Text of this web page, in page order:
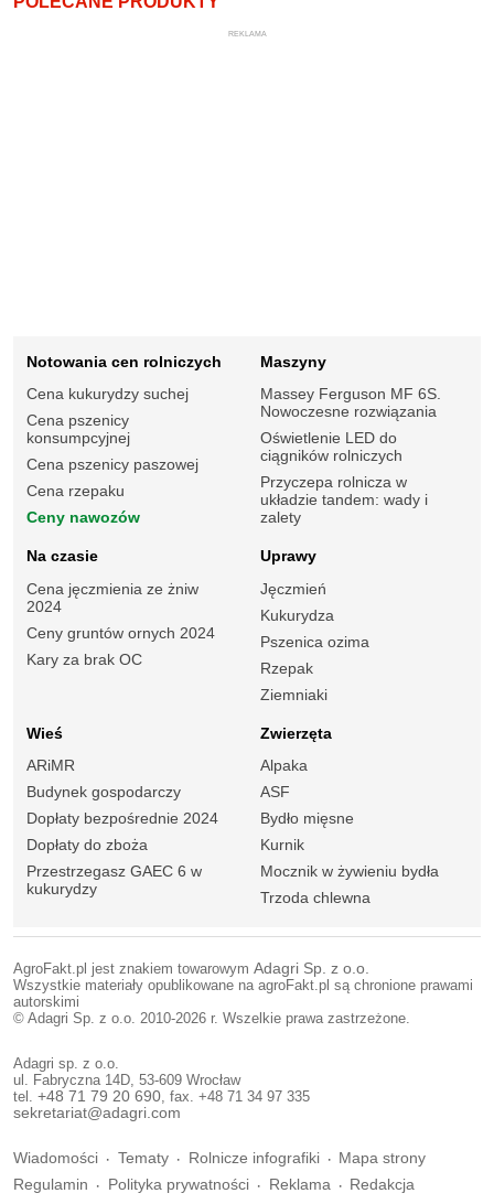
REKLAMA
Notowania cen rolniczych
Cena kukurydzy suchej
Cena pszenicy
konsumpcyjnej
Cena pszenicy paszowej
Cena rzepaku
Ceny nawozów
Maszyny
Massey Ferguson MF 6S.
Nowoczesne rozwiązania
Oświetlenie LED do
ciągników rolniczych
Przyczepa rolnicza w
układzie tandem: wady i
zalety
Na czasie
Cena jęczmienia ze żniw
2024
Ceny gruntów ornych 2024
Kary za brak OC
Uprawy
Jęczmień
Kukurydza
Pszenica ozima
Rzepak
Ziemniaki
Wieś
ARiMR
Budynek gospodarczy
Dopłaty bezpośrednie 2024
Dopłaty do zboża
Przestrzegasz GAEC 6 w
kukurydzy
Zwierzęta
Alpaka
ASF
Bydło mięsne
Kurnik
Mocznik w żywieniu bydła
Trzoda chlewna
AgroFakt.pl jest znakiem towarowym Adagri Sp. z o.o.
Wszystkie materiały opublikowane na agroFakt.pl są chronione prawami
autorskimi
© Adagri Sp. z o.o. 2010-2026 r. Wszelkie prawa zastrzeżone.
Adagri sp. z o.o.
ul. Fabryczna 14D, 53-609 Wrocław
tel. +48 71 79 20 690 , fax. +48 71 34 97 335
sekretariat@adagri.com
Wiadomości Tematy Rolnicze infografiki
Mapa strony
Regulamin
Polityka prywatności Reklama Redakcja